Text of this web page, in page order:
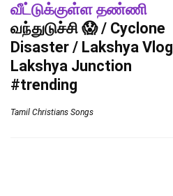
வீட்டுக்குள்ள தண்ணி
வந்துடுச்சி 😱 / Cyclone
Disaster / Lakshya
Lakshya Junction
#trending
Tamil Christians Songs